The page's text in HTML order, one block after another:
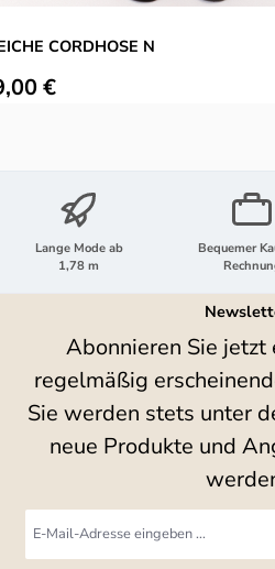
CORDHOSE N
Preis:
€
Lange Mode ab
1,78 m
Bequemer
Abonnieren Sie jetzt
regelmäßig
Sie werden stets unter
neue Produkte und
Mail-